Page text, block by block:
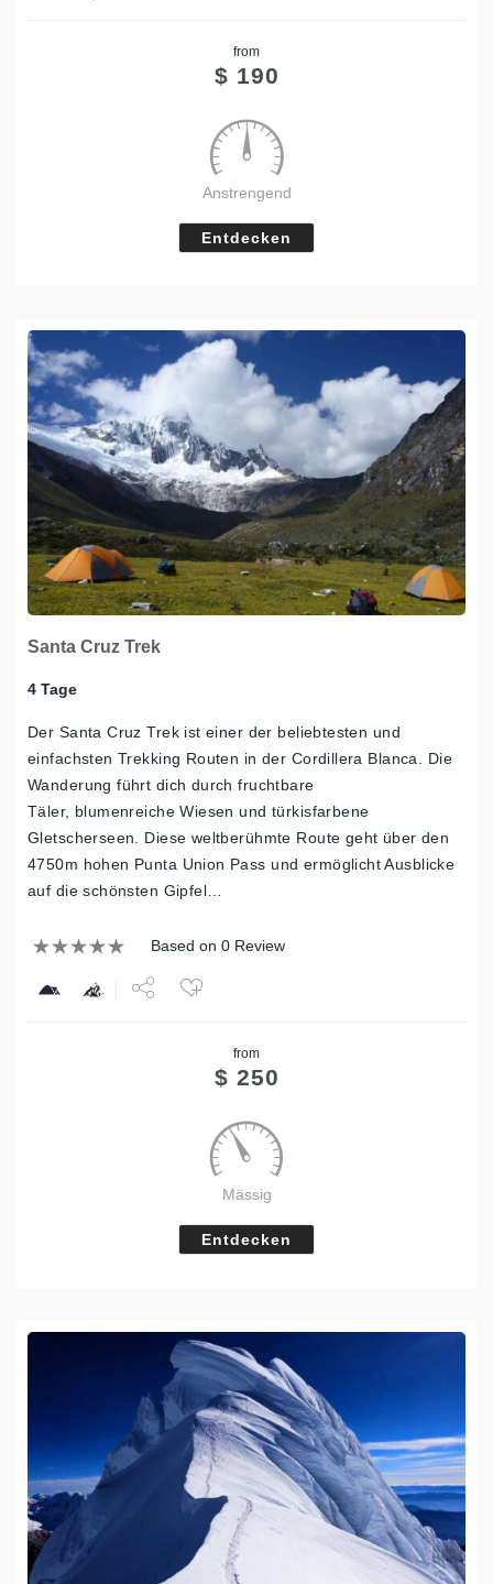
from
$ 190
Anstrengend
Entdecken
Santa Cruz Trek
4 Tage
Der Santa Cruz Trek ist einer der beliebtesten und
einfachsten Trekking Routen in der Cordillera Blanca. Die
Wanderung führt dich durch fruchtbare
Täler, blumenreiche Wiesen und türkisfarbene
Gletscherseen. Diese weltberühmte Route geht über den
4750m hohen Punta Union Pass und ermöglicht Ausblicke
auf die schönsten Gipfel…
Based on 0 Review
from
$ 250
Mässig
Entdecken